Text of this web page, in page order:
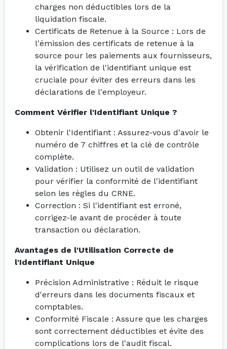
charges non déductibles lors de la
liquidation fiscale.
Certificats de Retenue à la Source : Lors de
l'émission des certificats de retenue à la
source pour les paiements aux fournisseurs,
la vérification de l'identifiant unique est
cruciale pour éviter des erreurs dans les
déclarations de l'employeur.
Comment Vérifier l'Identifiant Unique ?
Obtenir l'Identifiant : Assurez-vous d'avoir le
numéro de 7 chiffres et la clé de contrôle
complète.
Validation : Utilisez un outil de validation
pour vérifier la conformité de l'identifiant
selon les règles du CRNE.
Correction : Si l'identifiant est erroné,
corrigez-le avant de procéder à toute
transaction ou déclaration.
Avantages de l'Utilisation Correcte de
l'Identifiant Unique
Précision Administrative : Réduit le risque
d'erreurs dans les documents fiscaux et
comptables.
Conformité Fiscale : Assure que les charges
sont correctement déductibles et évite des
complications lors de l'audit fiscal.